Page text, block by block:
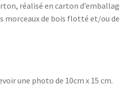
réalisé en carton
morceaux de bois flotté et/ou
une photo de 10cm x 15 cm.